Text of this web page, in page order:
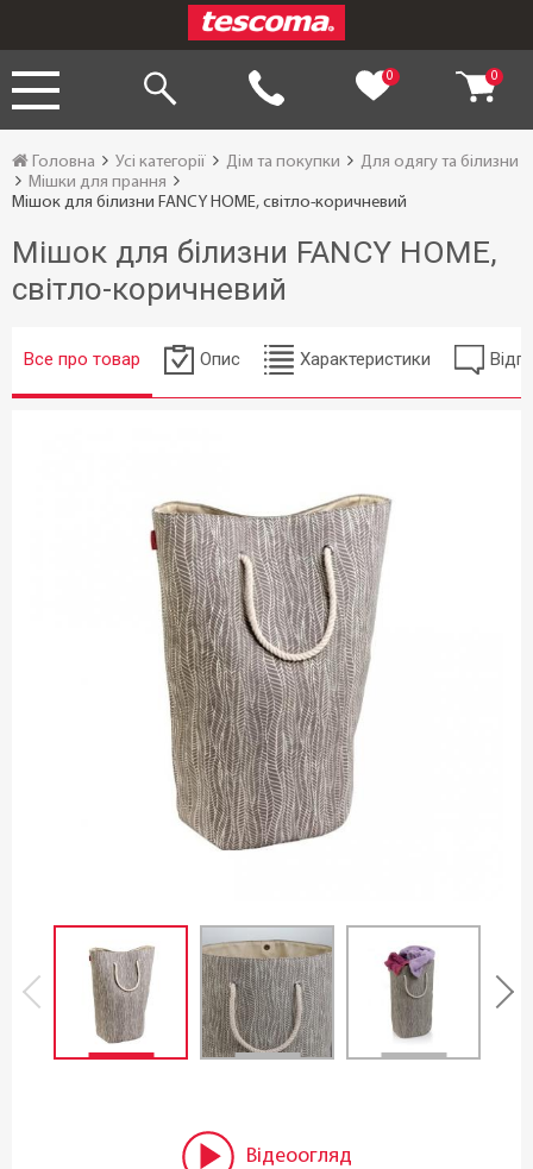
0 0
Головна Усі категорії Дім та покупки
Для одягу та білизни
Мішки для прання
Мішок для білизни FANCY HOME, світло-коричневий
Мішок для білизни FANCY HOME,
світло-коричневий
Все про товар Опис Характеристики
Відеоогляд